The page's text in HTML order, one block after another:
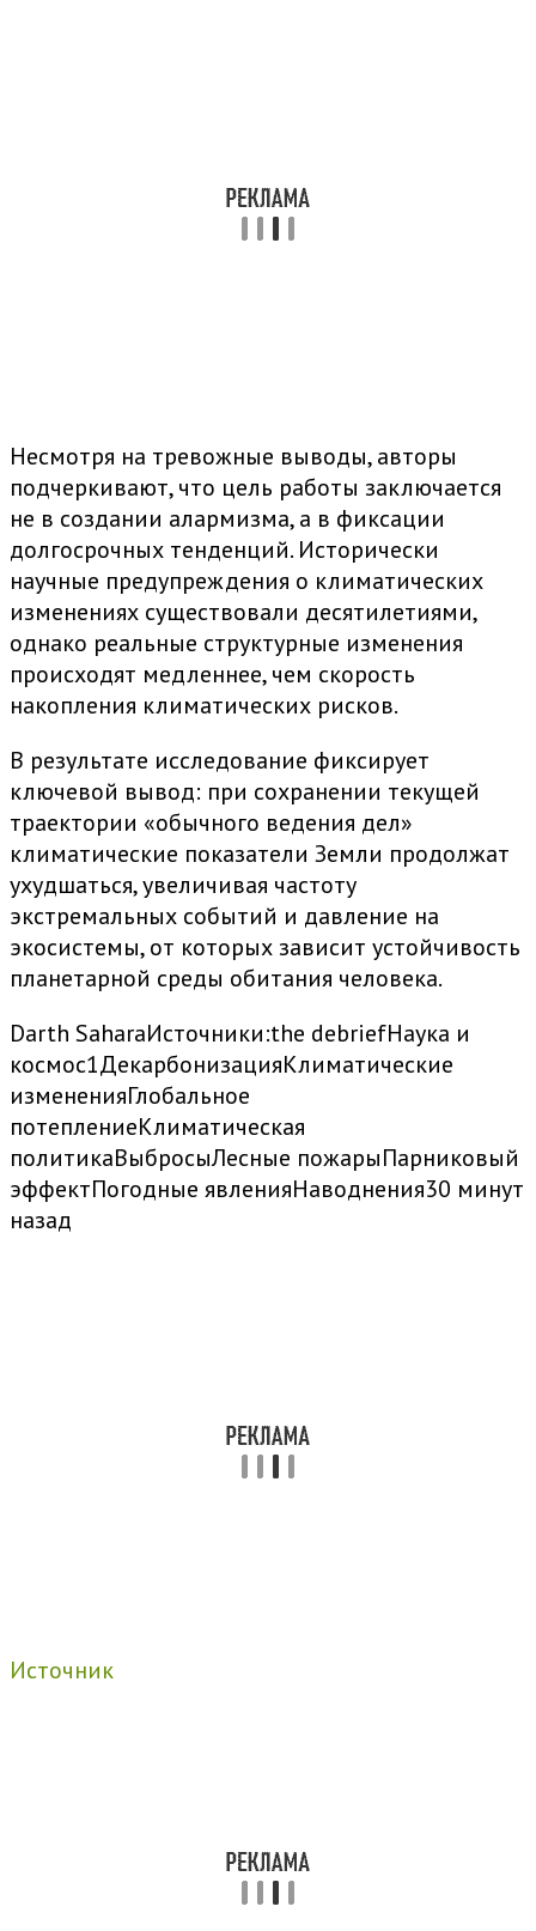
Несмотря на тревожные выводы, авторы
подчеркивают, что цель работы заключается
не в создании алармизма, а в фиксации
долгосрочных тенденций. Исторически
научные предупреждения о климатических
изменениях существовали десятилетиями,
однако реальные структурные изменения
происходят медленнее, чем скорость
накопления климатических рисков.
В результате исследование фиксирует
ключевой вывод: при сохранении текущей
траектории «обычного ведения дел»
климатические показатели Земли продолжат
ухудшаться, увеличивая частоту
экстремальных событий и давление на
экосистемы, от которых зависит устойчивость
планетарной среды обитания человека.
Darth SaharaИсточники:the debriefНаука и
космос1ДекарбонизацияКлиматические
измененияГлобальное
потеплениеКлиматическая
политикаВыбросыЛесные пожарыПарниковый
эффектПогодные явленияНаводнения30 минут
назад
Источник